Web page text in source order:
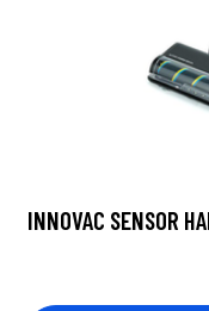
INNOVAC SENSOR